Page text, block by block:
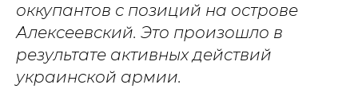
оккупантов с позиций на острове
Алексеевский. Это произошло в
результате активных действий
украинской армии.